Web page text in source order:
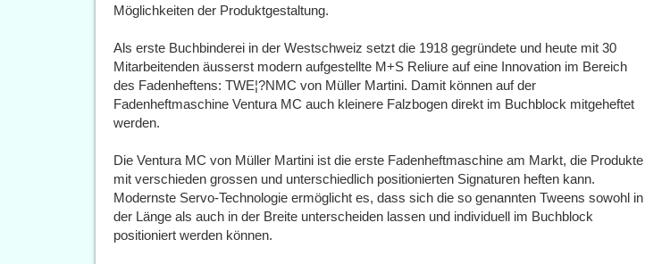
Möglichkeiten der Produktgestaltung.
Als erste Buchbinderei in der Westschweiz setzt die 1918 gegründete und heute mit 30
Mitarbeitenden äusserst modern aufgestellte M+S Reliure auf eine Innovation im Bereich
des Fadenheftens: TWE¦?NMC von Müller Martini. Damit können auf der
Fadenheftmaschine Ventura MC auch kleinere Falzbogen direkt im Buchblock mitgeheftet
werden.
Die Ventura MC von Müller Martini ist die erste Fadenheftmaschine am Markt, die Produkte
mit verschieden grossen und unterschiedlich positionierten Signaturen heften kann.
Modernste Servo-Technologie ermöglicht es, dass sich die so genannten Tweens sowohl in
der Länge als auch in der Breite unterscheiden lassen und individuell im Buchblock
positioniert werden können.